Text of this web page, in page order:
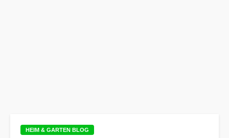
HEIM & GARTEN BLOG